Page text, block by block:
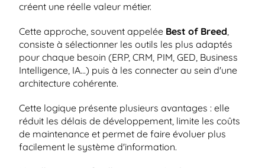
créent une réelle valeur métier.
Cette approche, souvent appelée Best of Breed,
consiste à sélectionner les outils les plus adaptés
pour chaque besoin (ERP, CRM, PIM, GED, Business
Intelligence, IA...) puis à les connecter au sein d'une
architecture cohérente.
Cette logique présente plusieurs avantages : elle
réduit les délais de développement, limite les coûts
de maintenance et permet de faire évoluer plus
facilement le système d'information.